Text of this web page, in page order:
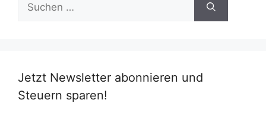
nach:
Jetzt Newsletter abonnieren und
Steuern sparen!